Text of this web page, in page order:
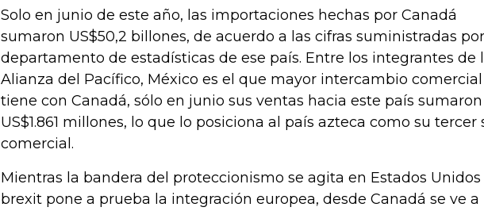
Solo en junio de este año, las importaciones hechas por Canadá
sumaron US$50,2 billones, de acuerdo a las cifras suministradas por
departamento de estadísticas de ese país. Entre los integrantes de
Alianza del Pacífico, México es el que mayor intercambio comercial
tiene con Canadá, sólo en junio sus ventas hacia este país sumaron
US$1.861 millones, lo que lo posiciona al país azteca como su tercer
comercial.
Mientras la bandera del proteccionismo se agita en Estados Unidos
brexit pone a prueba la integración europea, desde Canadá se ve a